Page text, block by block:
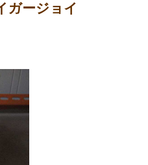
ガージョイ